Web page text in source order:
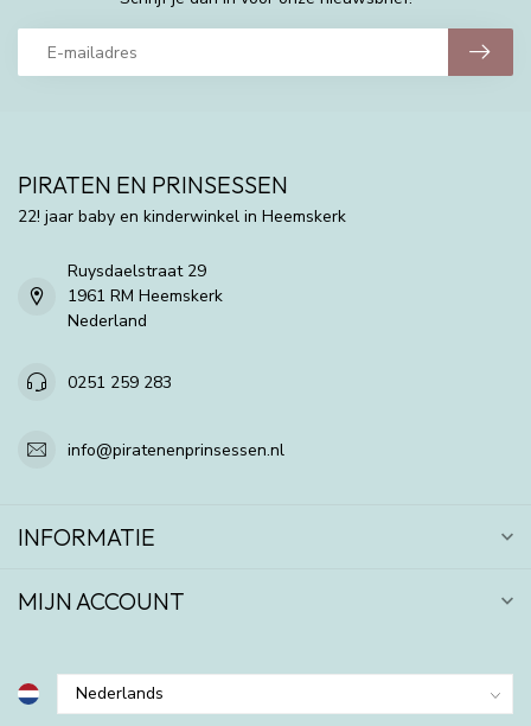
PIRATEN EN PRINSESSEN
22! jaar baby en kinderwinkel in Heemskerk
Ruysdaelstraat 29
1961 RM Heemskerk
Nederland
0251 259 283
info@piratenenprinsessen.nl
INFORMATIE
MIJN ACCOUNT